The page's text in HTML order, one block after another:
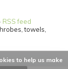
RSS feed
towels,
to help us make